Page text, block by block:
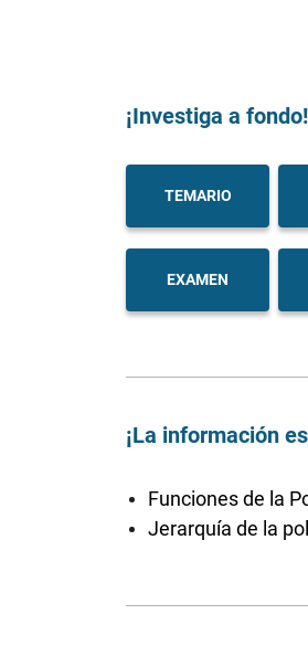
¡Investiga a
TEMARIO
EXAMEN
¡La información
Funciones de la
Jerarquía de la